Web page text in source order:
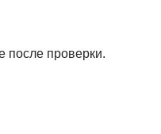
после проверки.